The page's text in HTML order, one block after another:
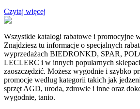
Czytaj więcej
Wszystkie katalogi rabatowe i promocyjne
Znajdziesz tu informacje o specjalnych
wyprzedażach BIEDRONKD, SPAR,
LECLERC i w innych popularnych
zaoszczędzić. Możesz wygodnie i szybko
promocje według kategorii takich jak
sprzęt AGD, uroda, zdrowie i inne oraz
wygodnie, tanio.